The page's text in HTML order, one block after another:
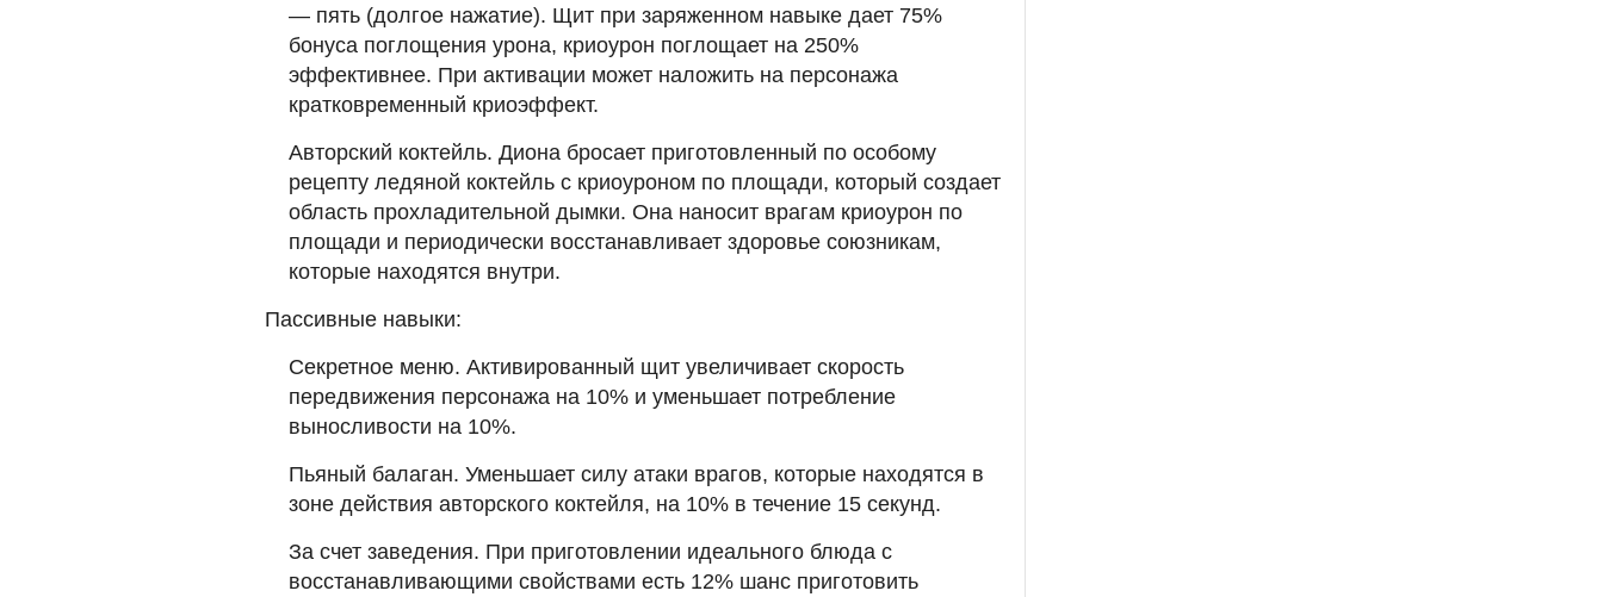
— пять (долгое нажатие). Щит при заряженном навыке дает 75%
бонуса поглощения урона, криоурон поглощает на 250%
эффективнее. При активации может наложить на персонажа
кратковременный криоэффект.
Авторский коктейль. Диона бросает приготовленный по особому
рецепту ледяной коктейль с криоуроном по площади, который создает
область прохладительной дымки. Она наносит врагам криоурон по
площади и периодически восстанавливает здоровье союзникам,
которые находятся внутри.
Пассивные навыки:
Секретное меню. Активированный щит увеличивает скорость
передвижения персонажа на 10% и уменьшает потребление
выносливости на 10%.
Пьяный балаган. Уменьшает силу атаки врагов, которые находятся в
зоне действия авторского коктейля, на 10% в течение 15 секунд.
За счет заведения. При приготовлении идеального блюда с
восстанавливающими свойствами есть 12% шанс приготовить